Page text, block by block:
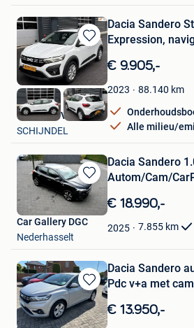
Bewaren
in
Mijn
Favorieten
Dacia Sandero
Expression,
€ 9.905,-
2023 88.140 km
Alle milieu/
Mettler B.V.
SCHIJNDEL
Bewaren
in
Favorieten
Dacia Sandero
Autom/Cam/
€ 18.990,-
2025 7.855 km
Car Gallery DGC
Nederhasselt
Bewaren
in
Mijn
Dacia Sandero
Pdc v+a met
€ 13.950,-